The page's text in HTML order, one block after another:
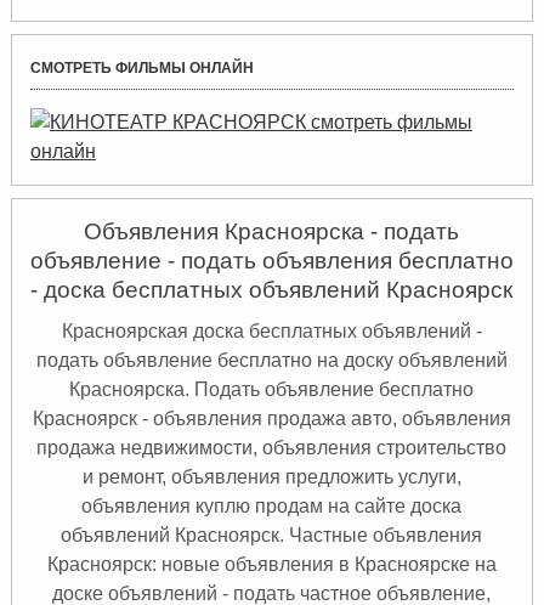
СМОТРЕТЬ ФИЛЬМЫ ОНЛАЙН
Объявления Красноярска - подать
объявление - подать объявления бесплатно
- доска бесплатных объявлений Красноярск
Красноярская доска бесплатных объявлений -
подать объявление бесплатно на доску объявлений
Красноярска. Подать объявление бесплатно
Красноярск- объявления продажа авто, объявления
продажа недвижимости, объявления строительство
и ремонт, объявления предложить услуги,
объявления куплю продам на сайте доска
объявлений Красноярск. Частные объявления
Красноярск: новые объявления в Красноярске на
доске объявлений - подать частное объявление,